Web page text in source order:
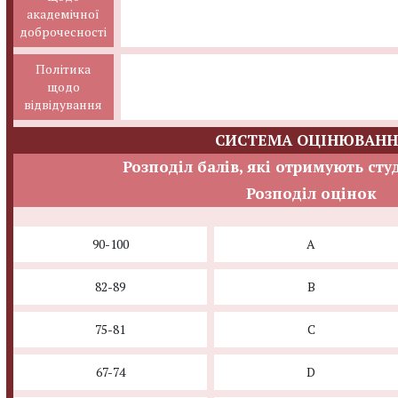
академічної
доброчесності
Політика
щодо
відвідування
СИСТЕМА
Розподіл балів, які отримують
Розподіл оцінок
90-100 A
82-89 B
75-81 C
67-74 D